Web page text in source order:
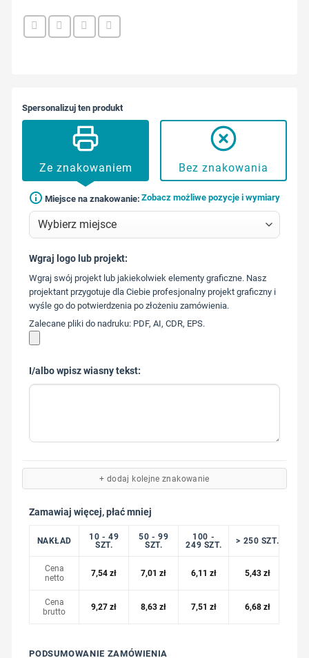
Spersonalizuj ten produkt
Ze znakowaniem Bez znakowania
Miejsce na znakowanie: Zobacz możliwe pozycje i wymiary
573 568
217
Wgraj logo lub projekt:
Wgraj swój projekt lub jakiekolwiek elementy graficzne. Nasz
projektant przygotuje dla Ciebie profesjonalny projekt graficzny i
wyśle go do potwierdzenia po złożeniu zamówienia.
Zalecane pliki do nadruku: PDF, AI, CDR, EPS.
I/albo wpisz wiasny tekst:
+ dodaj kolejne znakowanie
Zamawiaj więcej, płać mniej
NAKŁAD
10 - 49
SZT.
50 - 99
SZT.
100 -
249 SZT.
> 250 SZT.
Cena
netto
7,54zł 7,01zł 6,11 zł 5,43 zł
Cena
brutto
9,27zł 8,63zł 7,51 zł 6,68 zł
PODSUMOWANIE ZAMÓWIENIA